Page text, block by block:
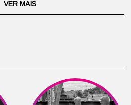
VER MAIS